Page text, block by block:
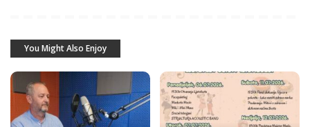
You Might Also Enjoy